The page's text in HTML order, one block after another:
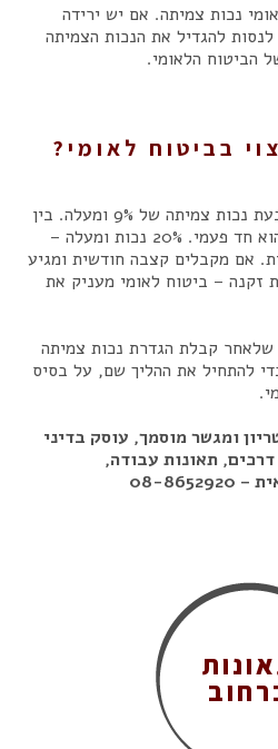
נכות צמיתה. אם יש ירידה
להגדיל את הנכות הצמיתה
בביטוח לאומי?
ניתן לקבל פיצוי רק אם נקבעת נכות צמיתה של 9% ומעלה. בין
9% ל- 19% נכות, התשלום הוא חד פעמי. 20% נכות ומעלה –
אם מקבלים קצבה חודשית ומגיע
זקנה – ביטוח לאומי מעניק את
שלאחר קבלת הגדרת נכות צמיתה
להתחיל את ההליך שם, על בסיס
ומגשר מוסמך, עוסק בדיני
דרכים, תאונות עבודה,